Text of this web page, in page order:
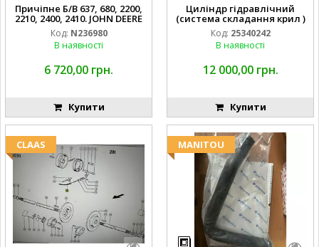
Причіпне Б/В 637, 680, 2200,
2210, 2400, 2410. JOHN DEERE
Код: N236980
В наявності
6 720,00 грн.
Купити
Циліндр гідравлічний
(система складання крил )
Код: 25340242
В наявності
12 000,00 грн.
Купити
CLAAS MANITOU